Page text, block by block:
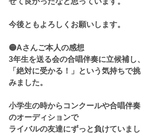
今後ともよろしくお願いします。
🟡Aさんご本人の感想
3年生を送る会の合唱伴奏に立候補し、
「絶対に受かる！」という気持ちで挑
みました。
小学生の時からコンクールや合唱伴奏
のオーディションで
ライバルの友達にずっと負けていまし